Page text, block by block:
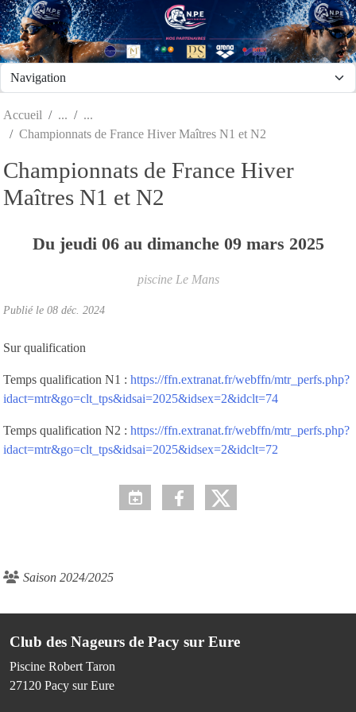
Accueil
Championnats de France Hiver Maîtres N1 et N2
Championnats de France Hiver
Maîtres N1 et N2
Du jeudi 06au dimanche 09 mars 2025
piscine Le Mans
Publié le 08 déc. 2024
Sur qualification
Temps qualification N1 : https://ffn.extranat.fr/webffn/mtr_perfs.php?
idact=mtr&go=clt_tps&idsai=2025&idsex=2&idclt=74
Temps qualification N2 : https://ffn.extranat.fr/webffn/mtr_perfs.php?
idact=mtr&go=clt_tps&idsai=2025&idsex=2&idclt=72
Saison 2024/2025
Club des Nageurs de Pacy sur Eure
Piscine Robert Taron
27120 Pacy sur Eure
Panneau de gestion des cookies